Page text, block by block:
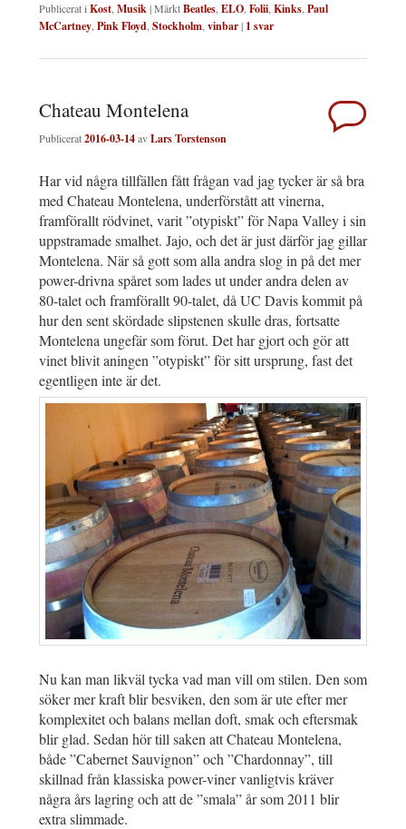
Publicerat i Kost Musik|MärktBeatles ELO Folii Kinks Paul
McCartney Pink Floyd Stockholm vinbar| 1 svar
Chateau Montelena
Publicerat2016-03-14avLars Torstenson
Har vid några tillfällen fått frågan vad jag tycker är så bra
med Chateau Montelena, underförstått att vinerna,
framförallt rödvinet, varit ”otypiskt” för Napa Valley i sin
uppstramade smalhet. Jajo, och det är just därför jag gillar
Montelena. När så gott som alla andra slog in på det mer
power-drivna spåret som lades ut under andra delen av
80-talet och framförallt 90-talet, då UC Davis kommit på
hur den sent skördade slipstenen skulle dras, fortsatte
Montelena ungefär som förut. Det har gjort och gör att
vinet blivit aningen ”otypiskt” för sitt ursprung, fast det
egentligen inte är det.
Nu kan man likväl tycka vad man vill om stilen. Den som
söker mer kraft blir besviken, den som är ute efter mer
komplexitet och balans mellan doft, smak och eftersmak
blir glad. Sedan hör till saken att Chateau Montelena,
både ”Cabernet Sauvignon” och ”Chardonnay”, till
skillnad från klassiska power-viner vanligtvis kräver
några års lagring och att de ”smala” år som 2011 blir
extra slimmade.